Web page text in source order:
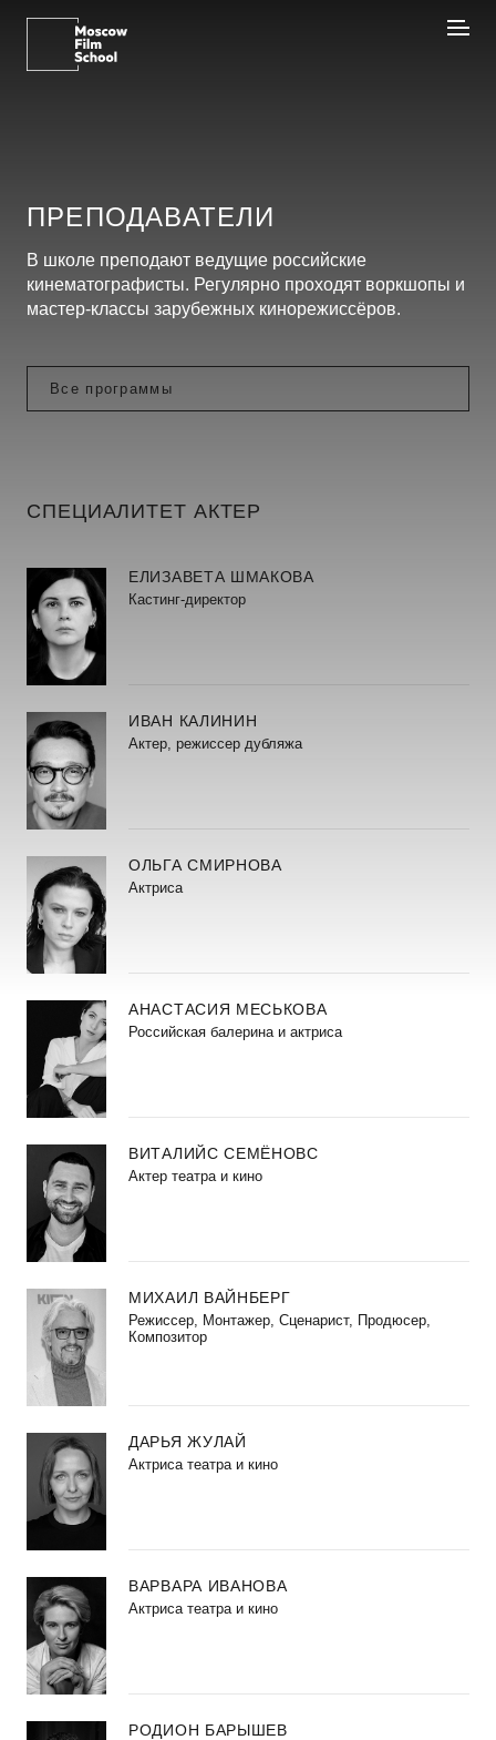
ПРЕПОДАВАТЕЛИ
В школе преподают ведущие российские
кинематографисты. Регулярно проходят воркшопы и
мастер-классы зарубежных кинорежиссёров.
СПЕЦИАЛИТЕТ АКТЕР
ЕЛИЗАВЕТА ШМАКОВА
Кастинг-директор
ИВАН КАЛИНИН
Актер, режиссер дубляжа
ОЛЬГА СМИРНОВА
Актриса
АНАСТАСИЯ МЕСЬКОВА
Российская балерина и актриса
ВИТАЛИЙС СЕМЁНОВС
Актер театра и кино
МИХАИЛ ВАЙНБЕРГ
Режиссер, Монтажер, Сценарист, Продюсер,
Композитор
ДАРЬЯ ЖУЛАЙ
Актриса театра и кино
ВАРВАРА ИВАНОВА
Актриса театра и кино
РОДИОН БАРЫШЕВ